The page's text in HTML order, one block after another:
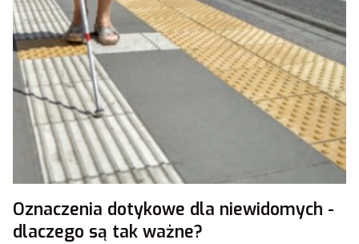
Oznaczenia dotykowe dla niewidomych -
dlaczego są tak ważne?